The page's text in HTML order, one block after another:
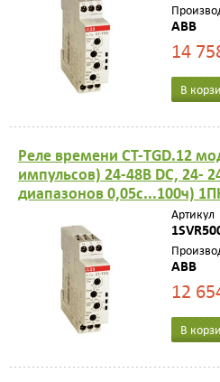
ABB
14
В
Реле времени CT-TGD.12
импульсов) 24-48B DC, 24-
диапазонов 0,05с...100ч)
Артикул
ABB
12
В